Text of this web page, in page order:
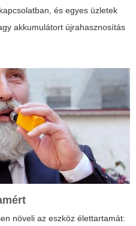
és egyes üzletek
akkumulátort újrahasznosítás
növeli az eszköz élettartamát: